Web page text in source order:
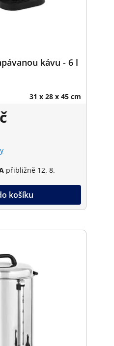
kávu - 6 l
31 x 28 x 45 cm
přibližně 12. 8.
košíku